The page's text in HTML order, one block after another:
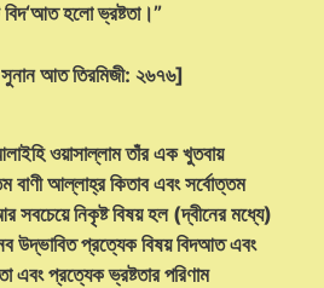
হলো ভ্রষ্টতা।”
আত তিরমিজী: ২৬৭৬]
ওয়াসাল্লাম তাঁর এক খুতবায়
বাণী আল্লাহ্‌র কিতাব এবং সর্বোত্তম
সবচেয়ে নিকৃষ্ট বিষয় হল (দ্বীনের মধ্যে)
উদ্ভাবিত প্রত্যেক বিষয় বিদআত এবং
এবং প্রত্যেক ভ্রষ্টতার পরিণাম